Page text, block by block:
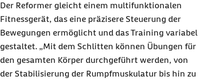
Der Reformer gleicht einem multifunktionalen
Fitnessgerät, das eine präzisere Steuerung der
Bewegungen ermöglicht und das Training variabel
gestaltet. „Mit dem Schlitten können Übungen für
den gesamten Körper durchgeführt werden, von
der Stabilisierung der Rumpfmuskulatur bis hin zu